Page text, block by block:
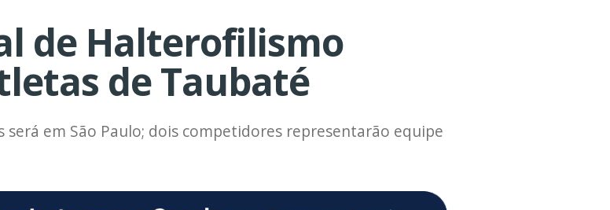
de Halterofilismo
de Taubaté
em São Paulo; dois competidores representarão equipe